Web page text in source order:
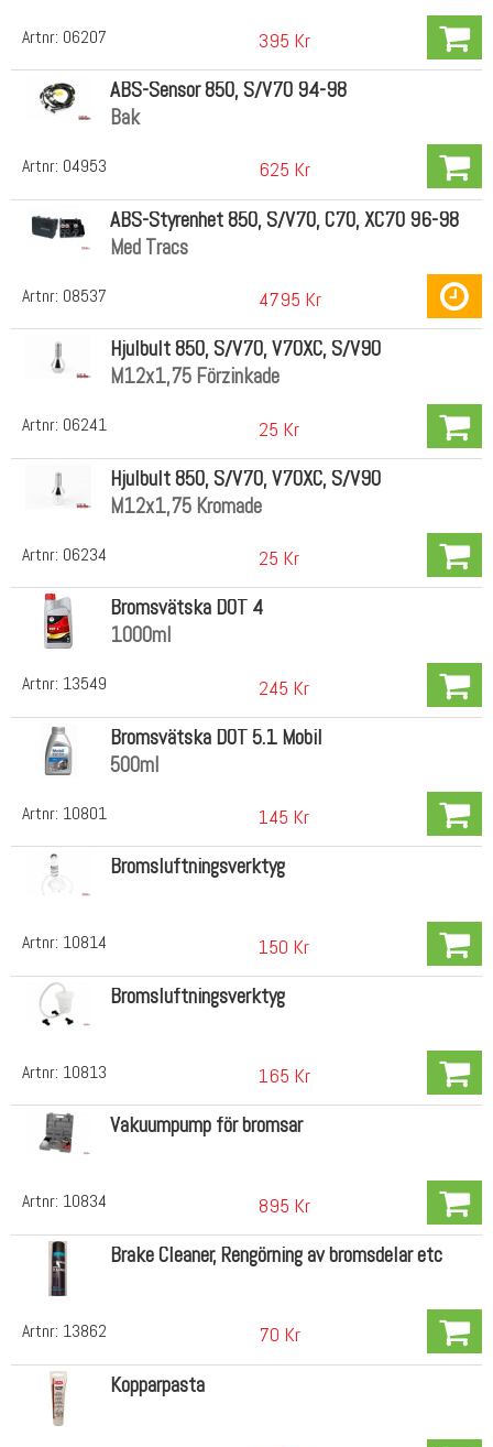
Artnr: 06207 395 Kr
Artnr: 04953
ABS-Sensor 850, S/V70 94-98
Bak
625 Kr
Artnr: 08537
ABS-Styrenhet 850, S/V70, C70, XC70 96-98
Med Tracs
4795 Kr
Artnr: 06241
Hjulbult 850, S/V70, V70XC, S/V90
M12x1,75 Förzinkade
25 Kr
Artnr: 06234
Hjulbult 850, S/V70, V70XC, S/V90
M12x1,75 Kromade
25 Kr
Artnr: 13549
Bromsvätska DOT 4
1000ml
245 Kr
Artnr: 10801
Bromsvätska DOT 5.1 Mobil
500ml
145 Kr
Artnr: 10814
Bromsluftningsverktyg
150 Kr
Artnr: 10813
Bromsluftningsverktyg
165 Kr
Artnr: 10834
Vakuumpump för bromsar
895 Kr
Artnr: 13862
Brake Cleaner, Rengörning av bromsdelar etc
70 Kr
Kopparpasta